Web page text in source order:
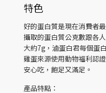
特色
好的蛋白質是現在消費者
攝取的蛋白質公克數跟各
大約7g，滷蛋白君每個蛋
雞蛋來源使用動物福利認
安心吃，飽足又滿足。
產品特點：